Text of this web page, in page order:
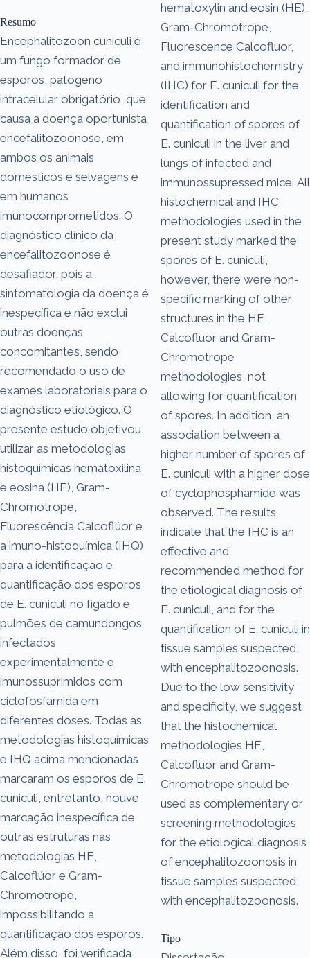
Resumo
Encephalitozoon cuniculi é
um fungo formador de
esporos, patógeno
intracelular obrigatório, que
causa a doença oportunista
encefalitozoonose, em
ambos os animais
domésticos e selvagens e
em humanos
imunocomprometidos. O
diagnóstico clínico da
encefalitozoonose é
desafiador, pois a
sintomatologia da doença é
inespecífica e não exclui
outras doenças
concomitantes, sendo
recomendado o uso de
exames laboratoriais para o
diagnóstico etiológico. O
presente estudo objetivou
utilizar as metodologias
histoquímicas hematoxilina
e eosina (HE), Gram-
Chromotrope,
Fluorescência Calcoflúor e
a imuno-histoquímica (IHQ)
para a identificação e
quantificação dos esporos
de E. cuniculi no fígado e
pulmões de camundongos
infectados
experimentalmente e
imunossuprimidos com
ciclofosfamida em
diferentes doses. Todas as
metodologias histoquímicas
e IHQ acima mencionadas
marcaram os esporos de E.
cuniculi, entretanto, houve
marcação inespecífica de
outras estruturas nas
metodologias HE,
Calcoflúor e Gram-
Chromotrope,
impossibilitando a
quantificação dos esporos.
Além disso, foi verificada
hematoxylin and eosin (HE),
Gram-Chromotrope,
Fluorescence Calcofluor,
and immunohistochemistry
(IHC) for E. cuniculi for the
identification and
quantification of spores of
E. cuniculi in the liver and
lungs of infected and
immunossupressed mice. All
histochemical and IHC
methodologies used in the
present study marked the
spores of E. cuniculi,
however, there were non-
specific marking of other
structures in the HE,
Calcofluor and Gram-
Chromotrope
methodologies, not
allowing for quantification
of spores. In addition, an
association between a
higher number of spores of
E. cuniculi with a higher dose
of cyclophosphamide was
observed. The results
indicate that the IHC is an
effective and
recommended method for
the etiological diagnosis of
E. cuniculi, and for the
quantification of E. cuniculi in
tissue samples suspected
with encephalitozoonosis.
Due to the low sensitivity
and specificity, we suggest
that the histochemical
methodologies HE,
Calcofluor and Gram-
Chromotrope should be
used as complementary or
screening methodologies
for the etiological diagnosis
of encephalitozoonosis in
tissue samples suspected
with encephalitozoonosis.
Tipo